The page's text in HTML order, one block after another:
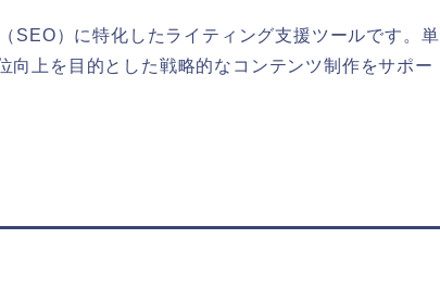
SEO）に特化したライティング支援ツールです。単
向上を目的とした戦略的なコンテンツ制作をサポー